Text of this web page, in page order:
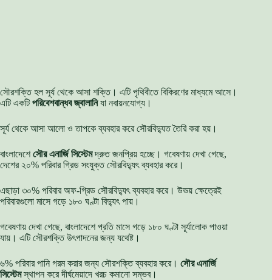
সৌরশক্তি হল সূর্য থেকে আসা শক্তি। এটি পৃথিবীতে বিকিরণের মাধ্যমে আসে।
এটি একটিপরিবেশবান্ধব জ্বালানিযা নবায়নযোগ্য।
সূর্য থেকে আসা আলো ও তাপকে ব্যবহার করে সৌরবিদ্যুত তৈরি করা হয়।
বাংলাদেশেসৌর এনার্জি সিস্টেমদ্রুত জনপ্রিয় হচ্ছে। গবেষণায় দেখা গেছে,
দেশের ২০% পরিবার গ্রিড সংযুক্ত সৌরবিদ্যুৎ ব্যবহার করে।
এছাড়া ৩০% পরিবার অফ-গ্রিড সৌরবিদ্যুৎ ব্যবহার করে। উভয় ক্ষেত্রেই
পরিবারগুলো মাসে গড়ে ১৮০ ঘণ্টা বিদ্যুৎ পায়।
গবেষণায় দেখা গেছে, বাংলাদেশে প্রতি মাসে গড়ে ১৮০ ঘণ্টা সূর্যালোক পাওয়া
যায়। এটি সৌরশক্তি উৎপাদনের জন্য যথেষ্ট।
৬% পরিবার পানি গরম করার জন্য সৌরশক্তি ব্যবহার করে। সৌর এনার্জি
সিস্টেমস্থাপন করে দীর্ঘমেয়াদে খরচ কমানো সম্ভব।